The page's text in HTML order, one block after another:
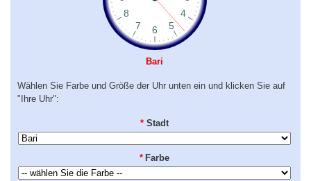
Bari
Wählen Sie Farbe und Größe der Uhr unten ein und klicken Sie auf
"Ihre Uhr":
* Stadt
* Farbe